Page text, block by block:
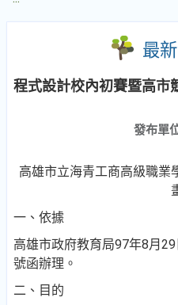
最
程式設計校內初賽暨高市
發布單
高雄市立海青工商高級職業
一、依據
高雄市政府教育局97年8月 29
號函辦理。
二、目的